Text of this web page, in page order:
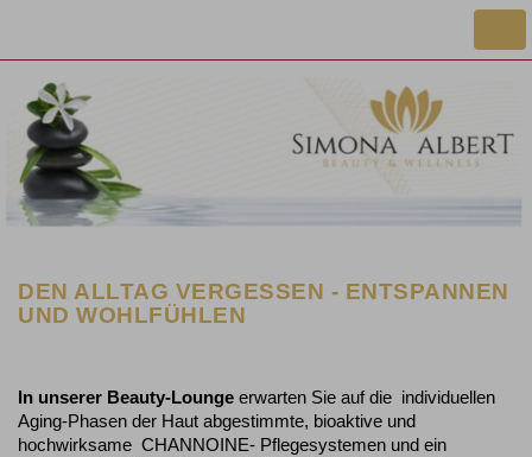
DEN ALLTAG VERGESSEN - ENTSPANNEN
UND WOHLFÜHLEN
In unserer Beauty-Lounge erwarten Sie auf die individuellen
Aging-Phasen der Haut abgestimmte, bioaktive und
hochwirksame CHANNOINE- Pflegesystemen und ein